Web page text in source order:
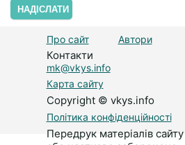
НАДІСЛАТИ
Про сайт Автори
Контакти
mk@vkys.info
Карта сайту
Copyright © vkys.info
Політика конфіденційності
Передрук матеріалів